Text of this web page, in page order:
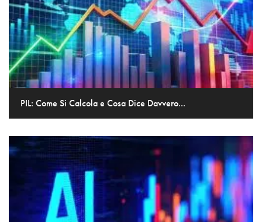
PIL: Come Si Calcola e Cosa Dice Davvero...